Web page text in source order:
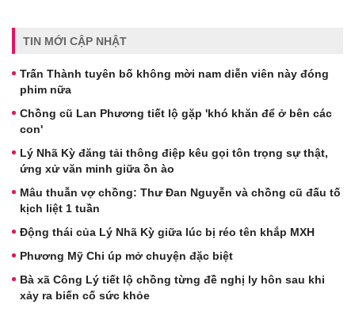
TIN MỚI CẬP NHẬT
Trấn Thành tuyên bố không mời nam diễn viên này đóng
phim nữa
Chồng cũ Lan Phương tiết lộ gặp 'khó khăn để ở bên các
con'
Lý Nhã Kỳ đăng tải thông điệp kêu gọi tôn trọng sự thật,
ứng xử văn minh giữa ồn ào
Mâu thuẫn vợ chồng: Thư Đan Nguyễn và chồng cũ đấu tố
kịch liệt 1 tuần
Động thái của Lý Nhã Kỳ giữa lúc bị réo tên khắp MXH
Phương Mỹ Chi úp mở chuyện đặc biệt
Bà xã Công Lý tiết lộ chồng từng đề nghị ly hôn sau khi
xảy ra biến cố sức khỏe